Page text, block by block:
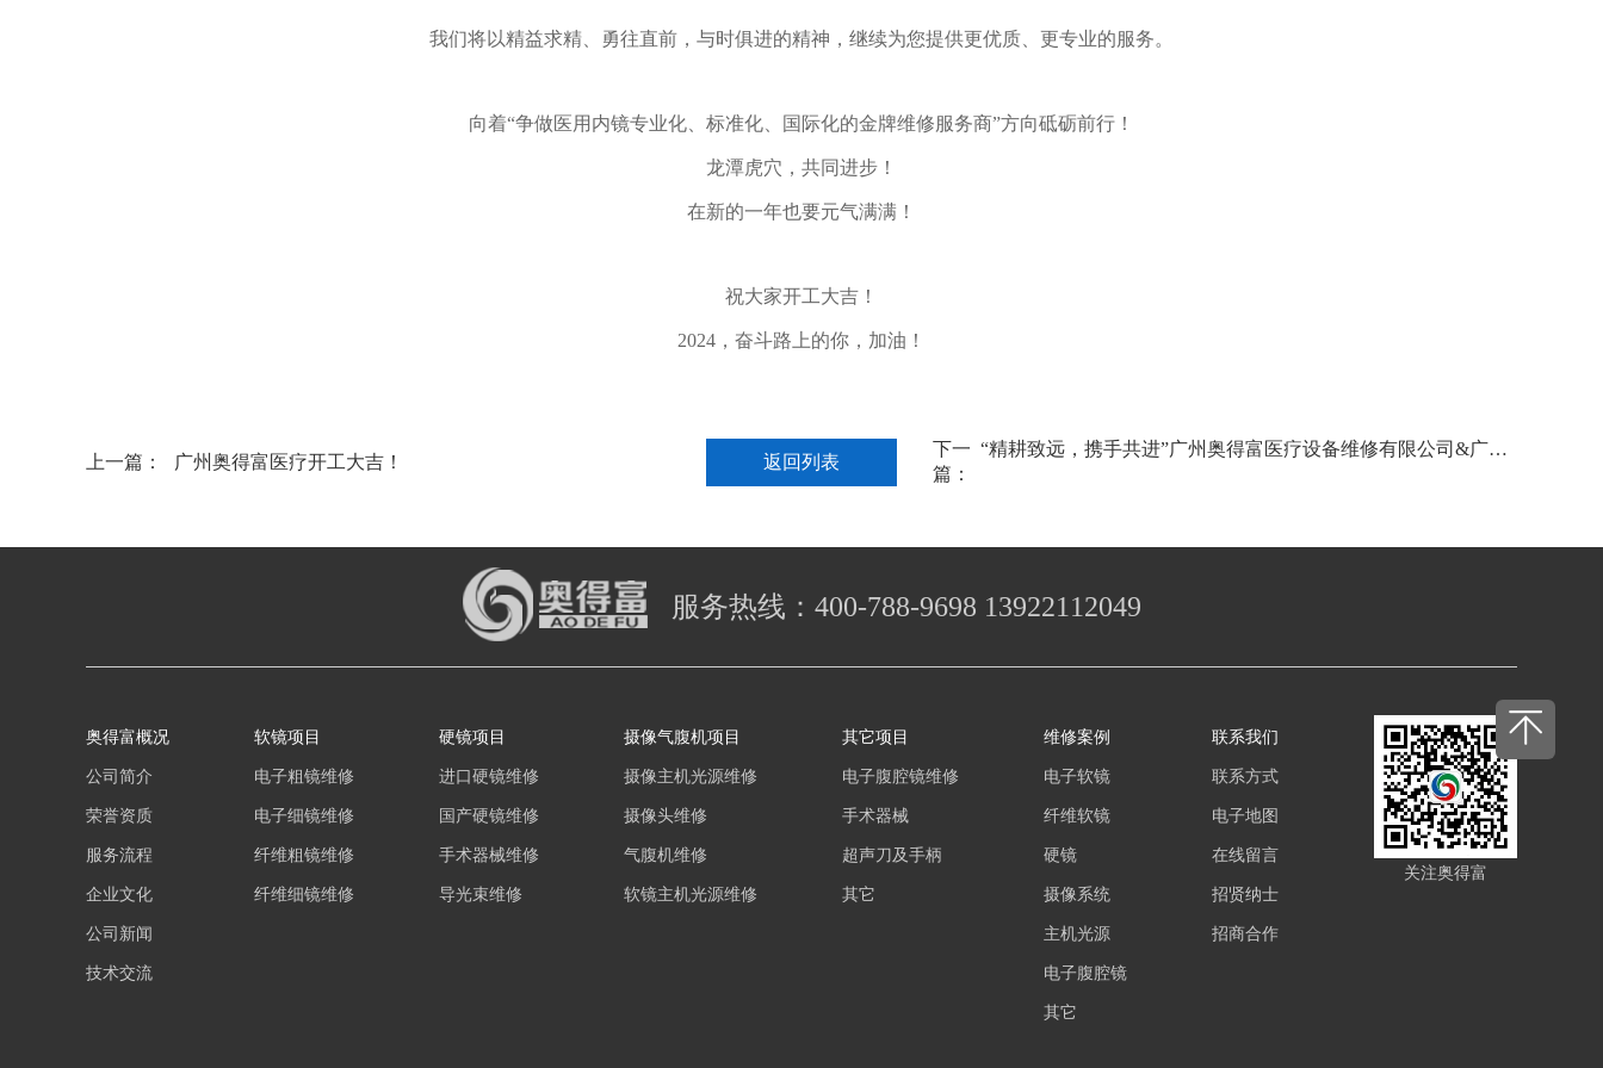
我们将以精益求精、勇往直前，与时俱进的精神，继续为您提供更优质、更专业的服务。
向着“争做医用内镜专业化、标准化、国际化的金牌维修服务商”方向砥砺前行！
龙潭虎穴，共同进步！
在新的一年也要元气满满！
祝大家开工大吉！
2024，奋斗路上的你，加油！
上一篇： 广州奥得富医疗开工大吉！ 返回列表
下一
篇：
“精耕致远，携手共进”广州奥得富医疗设备维修有限公司&广州明灿医疗科技有限公司2024年迎新年会
服务热线： 400-788-9698 13922112049
奥得富概况
公司简介
荣誉资质
服务流程
企业文化
公司新闻
技术交流
软镜项目
电子粗镜维修
电子细镜维修
纤维粗镜维修
纤维细镜维修
硬镜项目
进口硬镜维修
国产硬镜维修
手术器械维修
导光束维修
摄像气腹机项目
摄像主机光源维修
摄像头维修
气腹机维修
软镜主机光源维修
其它项目
电子腹腔镜维修
手术器械
超声刀及手柄
其它
维修案例
电子软镜
纤维软镜
硬镜
摄像系统
主机光源
电子腹腔镜
其它
联系我们
联系方式
电子地图
在线留言
招贤纳士
招商合作
关注奥得富